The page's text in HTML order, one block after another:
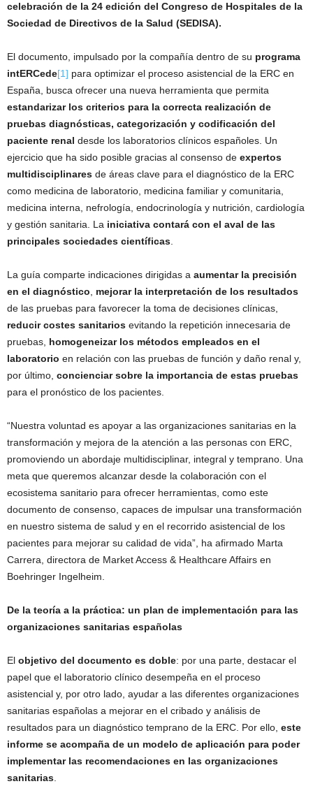
celebración de la 24 edición del Congreso de Hospitales de la
Sociedad de Directivos de la Salud (SEDISA).
El documento, impulsado por la compañía dentro de su programa
intERCede[1] para optimizar el proceso asistencial de la ERC en
España, busca ofrecer una nueva herramienta que permita
estandarizar los criterios para la correcta realización de
pruebas diagnósticas, categorización y codificación del
paciente renal desde los laboratorios clínicos españoles. Un
ejercicio que ha sido posible gracias al consenso de expertos
multidisciplinares de áreas clave para el diagnóstico de la ERC
como medicina de laboratorio, medicina familiar y comunitaria,
medicina interna, nefrología, endocrinología y nutrición, cardiología
y gestión sanitaria. La iniciativa contará con el aval de las
principales sociedades científicas.
La guía comparte indicaciones dirigidas a aumentar la precisión
en el diagnóstico, mejorar la interpretación de los resultados
de las pruebas para favorecer la toma de decisiones clínicas,
reducir costes sanitarios evitando la repetición innecesaria de
pruebas, homogeneizar los métodos empleados en el
laboratorio en relación con las pruebas de función y daño renal y,
por último, concienciar sobre la importancia de estas pruebas
para el pronóstico de los pacientes.
“Nuestra voluntad es apoyar a las organizaciones sanitarias en la
transformación y mejora de la atención a las personas con ERC,
promoviendo un abordaje multidisciplinar, integral y temprano. Una
meta que queremos alcanzar desde la colaboración con el
ecosistema sanitario para ofrecer herramientas, como este
documento de consenso, capaces de impulsar una transformación
en nuestro sistema de salud y en el recorrido asistencial de los
pacientes para mejorar su calidad de vida”, ha afirmado Marta
Carrera, directora de Market Access & Healthcare Affairs en
Boehringer Ingelheim.
De la teoría a la práctica: un plan de implementación para las
organizaciones sanitarias españolas
El objetivo del documento es doble: por una parte, destacar el
papel que el laboratorio clínico desempeña en el proceso
asistencial y, por otro lado, ayudar a las diferentes organizaciones
sanitarias españolas a mejorar en el cribado y análisis de
resultados para un diagnóstico temprano de la ERC. Por ello, este
informe se acompaña de un modelo de aplicación para poder
implementar las recomendaciones en las organizaciones
sanitarias.